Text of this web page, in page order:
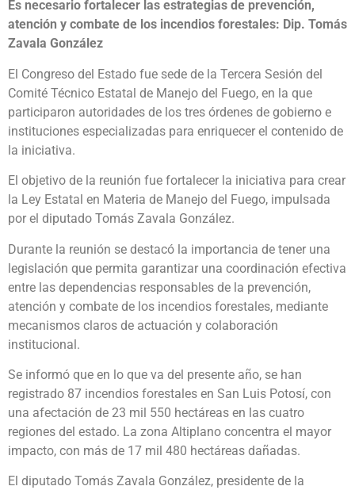
Es necesario fortalecer las estrategias de prevención,
atención y combate de los incendios forestales: Dip. Tomás
Zavala González
El Congreso del Estado fue sede de la Tercera Sesión del
Comité Técnico Estatal de Manejo del Fuego, en la que
participaron autoridades de los tres órdenes de gobierno e
instituciones especializadas para enriquecer el contenido de
la iniciativa.
El objetivo de la reunión fue fortalecer la iniciativa para crear
la Ley Estatal en Materia de Manejo del Fuego, impulsada
por el diputado Tomás Zavala González.
Durante la reunión se destacó la importancia de tener una
legislación que permita garantizar una coordinación efectiva
entre las dependencias responsables de la prevención,
atención y combate de los incendios forestales, mediante
mecanismos claros de actuación y colaboración
institucional.
Se informó que en lo que va del presente año, se han
registrado 87 incendios forestales en San Luis Potosí, con
una afectación de 23 mil 550 hectáreas en las cuatro
regiones del estado. La zona Altiplano concentra el mayor
impacto, con más de 17 mil 480 hectáreas dañadas.
El diputado Tomás Zavala González, presidente de la